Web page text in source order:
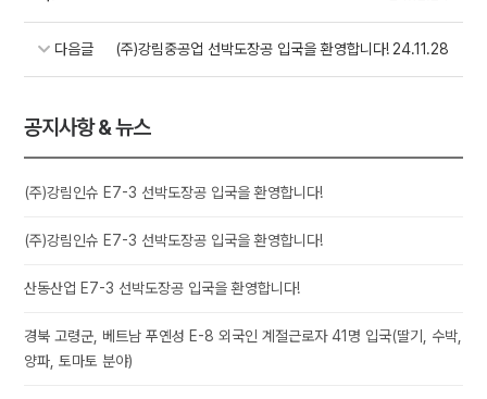
공지사항 & 뉴스
(주)강림인슈 E7-3 선박도장공 입국을 환영합니다!
(주)강림인슈 E7-3 선박도장공 입국을 환영합니다!
산동산업 E7-3 선박도장공 입국을 환영합니다!
경북 고령군, 베트남 푸옌성 E-8 외국인 계절근로자 41명 입국(딸기, 수박,
양파, 토마토 분야)
다음글 (주)강림중공업 선박도장공 입국을 환영합니다!24.11.28